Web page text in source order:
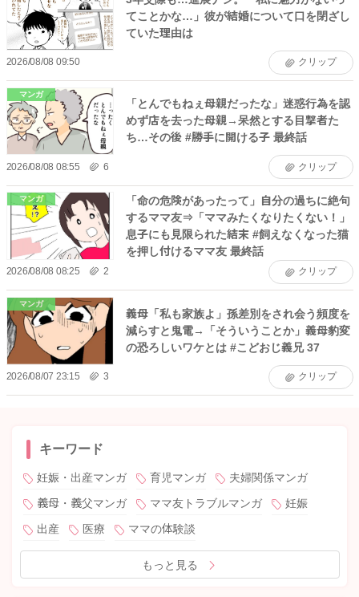
てことかな…」彼が結婚について口を閉ざし
ていた理由は
2026/08/08 09:50 クリップ
マンガ
「とんでもねぇ母親だったな」迷惑行為を認
めず店を去った母親→呆然とする目撃者た
ち…その後 #勝手に開ける子 最終話
2026/08/08 08:55 6 クリップ
マンガ
「命の危険があったって」自分の過ちに絶句
するママ友⇒「ママみたくなりたくない！」
息子にも見限られた結末 #飼えなくなった猫
を押し付けるママ友 最終話
2026/08/08 08:25 2 クリップ
マンガ
義母「私も家族よ」孫差別をされ会う頻度を
減らすと鬼電→「そういうことか」義母豹変
の恐ろしいワケとは #こどおじ義兄 37
2026/08/07 23:15 3 クリップ
キーワード
妊娠・出産マンガ 育児マンガ
夫婦関係マンガ
義母・義父マンガ
ママ友トラブルマンガ
妊娠
出産
医療 ママの体験談
もっと見る